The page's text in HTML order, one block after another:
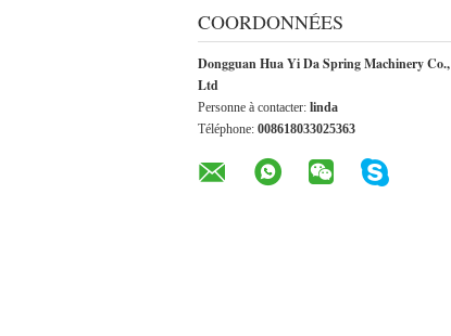
COORDONNÉES
Dongguan Hua Yi Da Spring Machinery Co.,
Ltd
Personne à contacter: linda
Téléphone: 008618033025363